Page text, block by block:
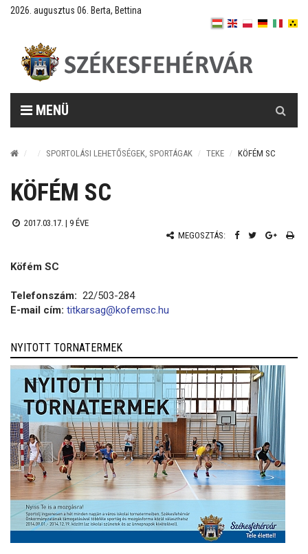
2026. augusztus 06. Berta, Bettina
MENÜ
SPORTOLÁSI LEHETŐSÉGEK, SPORTÁGAK TEKE KÖFÉM SC
KÖFÉM SC
2017.03.17. | 9 ÉVE
MEGOSZTÁS:
Köfém SC
Telefonszám: 22/503-284
E-mail cím: titkarsag@kofemsc.hu
NYITOTT TORNATERMEK